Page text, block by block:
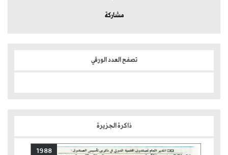
مشاركة
تصفح العدد الورقي
ذاكرة الجزيرة
1988